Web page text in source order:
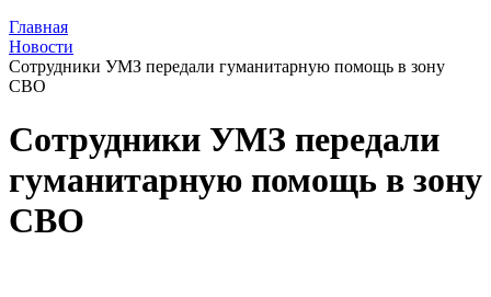
Главная
Новости
Сотрудники УМЗ передали гуманитарную помощь в зону
СВО
Сотрудники УМЗ передали
гуманитарную помощь в зону
СВО